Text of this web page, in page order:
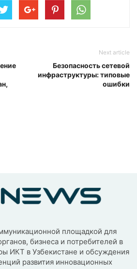
Next article
Безопасность сетевой
инфраструктуры: типовые
ошибки
площадкой для
бизнеса и потребителей в
ИКТ в Узбекистане и обсуждения
развития инновационных